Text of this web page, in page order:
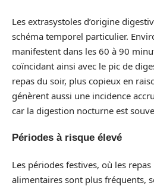
Les extrasystoles d’origine
schéma temporel particulier.
manifestent dans les 60 à 90
coïncidant ainsi avec le pic de
repas du soir, plus copieux en
génèrent aussi une incidence
car la digestion nocturne est
Périodes à risque élevé
Les périodes festives, où les
alimentaires sont plus fréquents,